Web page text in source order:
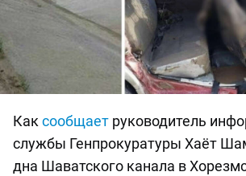
Каксообщает руководитель
службы Генпрокуратуры Хаёт
дна Шаватского канала в